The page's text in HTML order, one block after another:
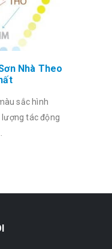
Nhà Theo
sắc hình
tác động